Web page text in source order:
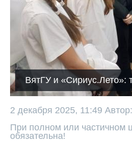
ВятГУ и «Сириус.Лето»:
2 декабря 2025, 11:49
При полном или частичном
обязательна!